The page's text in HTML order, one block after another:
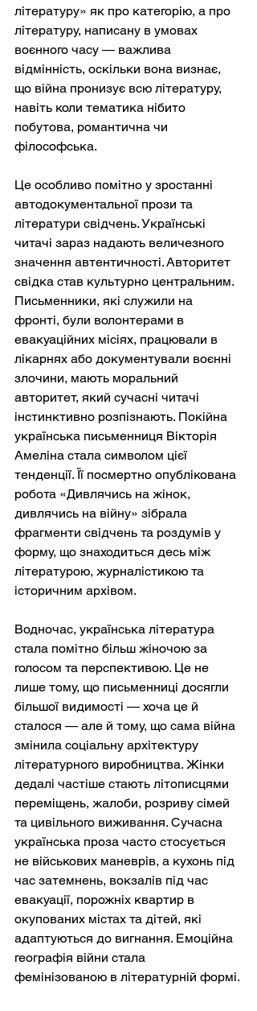
літературу» як про категорію, а про
літературу, написану в умовах
воєнного часу — важлива
відмінність, оскільки вона визнає,
що війна пронизує всю літературу,
навіть коли тематика нібито
побутова, романтична чи
філософська.
Це особливо помітно у зростанні
автодокументальної прози та
літератури свідчень. Українські
читачі зараз надають величезного
значення автентичності. Авторитет
свідка став культурно центральним.
Письменники, які служили на
фронті, були волонтерами в
евакуаційних місіях, працювали в
лікарнях або документували воєнні
злочини, мають моральний
авторитет, який сучасні читачі
інстинктивно розпізнають. Покійна
українська письменниця Вікторія
Амеліна стала символом цієї
тенденції. Її посмертно опублікована
робота «Дивлячись на жінок,
дивлячись на війну» зібрала
фрагменти свідчень та роздумів у
форму, що знаходиться десь між
літературою, журналістикою та
історичним архівом.
Водночас, українська література
стала помітно більш жіночою за
голосом та перспективою. Це не
лише тому, що письменниці досягли
більшої видимості — хоча це й
сталося — але й тому, що сама війна
змінила соціальну архітектуру
літературного виробництва. Жінки
дедалі частіше стають літописцями
переміщень, жалоби, розриву сімей
та цивільного виживання. Сучасна
українська проза часто стосується
не військових маневрів, а кухонь під
час затемнень, вокзалів під час
евакуації, порожніх квартир в
окупованих містах та дітей, які
адаптуються до вигнання. Емоційна
географія війни стала
фемінізованою в літературній формі.